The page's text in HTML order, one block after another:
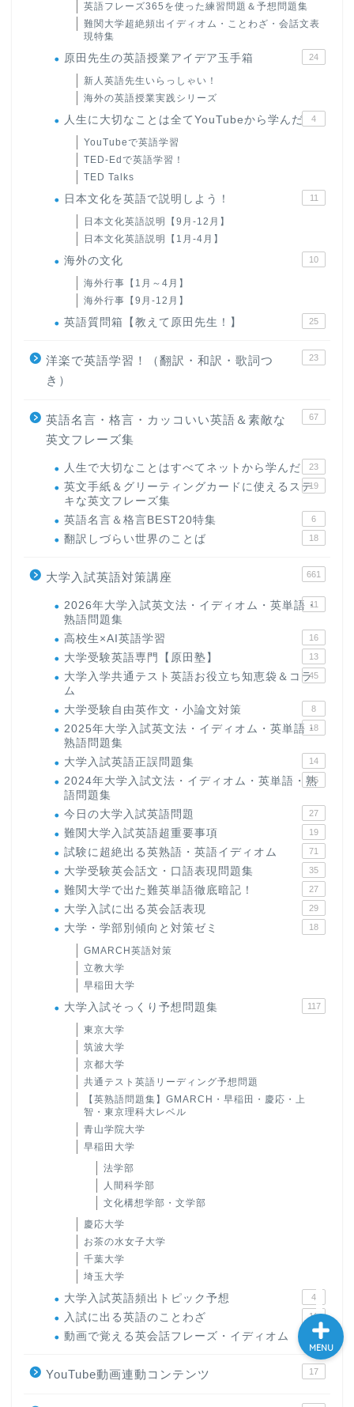
英語フレーズ365を使った練習問題＆予想問題集
難関大学超絶頻出イディオム・ことわざ・会話文表
現特集
原田先生の英語授業アイデア玉手箱 24
新人英語先生いらっしゃい！
海外の英語授業実践シリーズ
人生に大切なことは全てYouTubeから学んだ 4
YouTubeで英語学習
TED-Edで英語学習！
TED Talks
日本文化を英語で説明しよう！ 11
日本文化英語説明【9月-12月】
日本文化英語説明【1月-4月】
海外の文化 10
海外行事【1月～4月】
海外行事【9月-12月】
英語質問箱【教えて原田先生！】 25
洋楽で英語学習！（翻訳・和訳・歌詞つ
き）
23
英語名言・格言・カッコいい英語＆素敵な
英文フレーズ集
67
人生で大切なことはすべてネットから学んだ 23
英文手紙＆グリーティングカードに使えるステ
キな英文フレーズ集
19
英語名言＆格言BEST20特集 6
翻訳しづらい世界のことば 18
大学入試英語対策講座 661
2026年大学入試英文法・イディオム・英単語・
熟語問題集
11
高校生×AI英語学習 16
大学受験英語専門【原田塾】 13
大学入学共通テスト英語お役立ち知恵袋＆コラ
ム
45
大学受験自由英作文・小論文対策 8
2025年大学入試英文法・イディオム・英単語・
熟語問題集
18
大学入試英語正誤問題集 14
2024年大学入試文法・イディオム・英単語・熟
語問題集
15
今日の大学入試英語問題 27
難関大学入試英語超重要事項 19
試験に超絶出る英熟語・英語イディオム 71
大学受験英会話文・口語表現問題集 35
難関大学で出た難英単語徹底暗記！ 27
大学入試に出る英会話表現 29
大学・学部別傾向と対策ゼミ 18
GMARCH英語対策
立教大学
早稲田大学
大学入試そっくり予想問題集 117
東京大学
筑波大学
京都大学
共通テスト英語リーディング予想問題
【英熟語問題集】GMARCH・早稲田・慶応・上
智・東京理科大レベル
青山学院大学
早稲田大学
法学部
人間科学部
文化構想学部・文学部
慶応大学
お茶の水女子大学
千葉大学
埼玉大学
大学入試英語頻出トピック予想 4
入試に出る英語のことわざ 16
動画で覚える英会話フレーズ・イディオム 54
YouTube動画連動コンテンツ 17
MENU
原田高志の”ほぼ日刊”英語
学習＆大学入試英語コラム
“シン”・英会話スピード表
大学入試英語対策講座
英語名言・格言・カッコい
い英語＆素敵な英文フレー